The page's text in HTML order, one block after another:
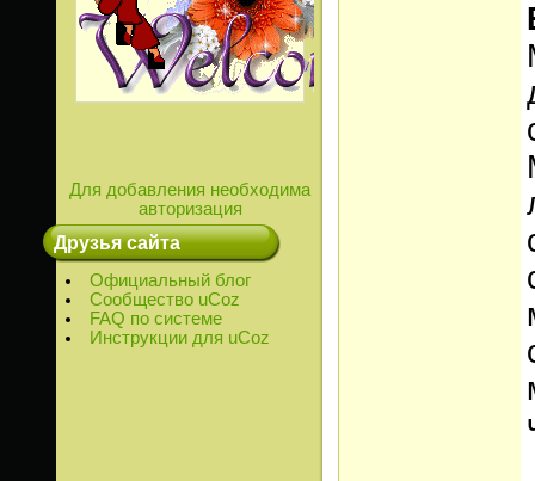
Для добавления необходима
авторизация
Друзья сайта
Официальный блог
Сообщество uCoz
FAQ по системе
Инструкции для uCoz